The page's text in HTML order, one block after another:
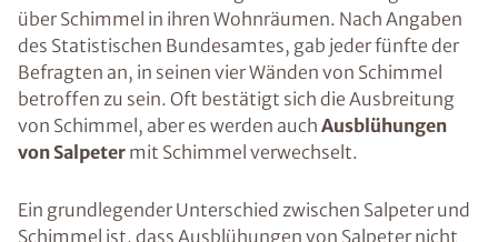
über Schimmel in ihren Wohnräumen. Nach Angaben
des Statistischen Bundesamtes, gab jeder fünfte der
Befragten an, in seinen vier Wänden von Schimmel
betroffen zu sein. Oft bestätigt sich die Ausbreitung
von Schimmel, aber es werden auch Ausblühungen
von Salpeter mit Schimmel verwechselt.
Ein grundlegender Unterschied zwischen Salpeter und
Schimmel ist, dass Ausblühungen von Salpeter nicht